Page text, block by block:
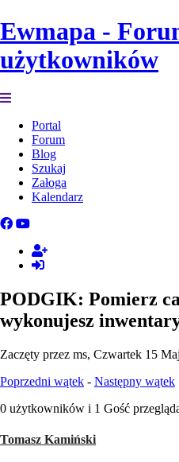
Ewmapa -
użytkowników
Portal
Forum
Blog
Szukaj
Załoga
Kalendarz
PODGIK: Pomierz
wykonujesz
Zaczęty przez ms, Czwartek 15
Poprzedni wątek - Następny wątek
0 użytkowników i 1 Gość
Tomasz Kamiński